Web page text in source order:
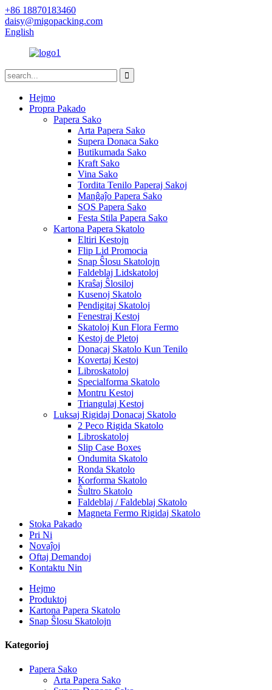
+86 18870183460
daisy@migopacking.com
English
Hejmo
Propra Pakado
Papera Sako
Arta Papera Sako
Supera Donaca Sako
Butikumada Sako
Kraft Sako
Vina Sako
Tordita Tenilo Paperaj Sakoj
Manĝaĵo Papera Sako
SOS Papera Sako
Festa Stila Papera Sako
Kartona Papera Skatolo
Eltiri Kestojn
Flip Lid Promocia
Snap Ŝlosu Skatolojn
Faldeblaj Lidskatoloj
Kraŝaj Ŝlosiloj
Kusenoj Skatolo
Pendigitaj Skatoloj
Fenestraj Kestoj
Skatoloj Kun Flora Fermo
Kestoj de Pletoj
Donacaj Skatolo Kun Tenilo
Kovertaj Kestoj
Libroskatoloj
Specialforma Skatolo
Montru Kestoj
Triangulaj Kestoj
Luksaj Rigidaj Donacaj Skatolo
2 Peco Rigida Skatolo
Libroskatoloj
Slip Case Boxes
Ondumita Skatolo
Ronda Skatolo
Korforma Skatolo
Ŝultro Skatolo
Faldeblaj / Faldeblaj Skatolo
Magneta Fermo Rigidaj Skatolo
Stoka Pakado
Pri Ni
Novaĵoj
Oftaj Demandoj
Kontaktu Nin
Hejmo
Produktoj
Kartona Papera Skatolo
Snap Ŝlosu Skatolojn
Kategorioj
Papera Sako
Arta Papera Sako